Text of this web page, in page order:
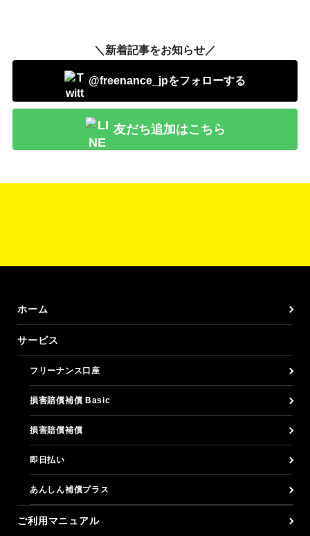
＼新着記事をお知らせ／
@freenance_jpをフォローする
友だち追加はこちら
ホーム
サービス
フリーナンス口座
損害賠償補償 Basic
損害賠償補償
即日払い
あんしん補償プラス
ご利用マニュアル